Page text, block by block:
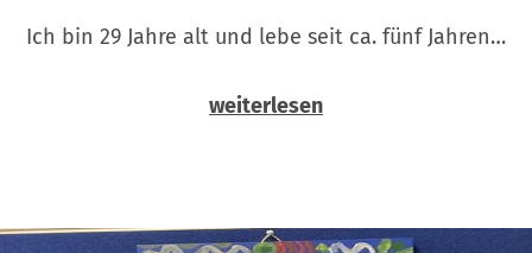
Ich bin 29 Jahre alt und lebe seit ca. fünf Jahren…
weiterlesen